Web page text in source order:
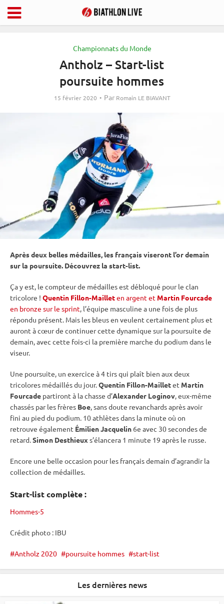
Championnats du Monde
Antholz – Start-list
poursuite hommes
15 février 2020 Par Romain LE BIAVANT
Après deux belles médailles, les français viseront l’or demain
sur la poursuite. Découvrez la start-list.
Ça y est, le compteur de médailles est débloqué pour le clan
tricolore ! Quentin Fillon-Mailleten argent et Martin Fourcade
en bronze sur le sprint, l’équipe masculine a une fois de plus
répondu présent. Mais les bleus en veulent certainement plus et
auront à cœur de continuer cette dynamique sur la poursuite de
demain, avec cette fois-ci la première marche du podium dans le
viseur.
Une poursuite, un exercice à 4 tirs qui plaît bien aux deux
tricolores médaillés du jour.Quentin Fillon-Mailletet Martin
Fourcade partiront à la chasse d’Alexander Loginov, eux-même
chassés par les frères Boe, sans doute revanchards après avoir
fini au pied du podium. 10 athlètes dans la minute où on
retrouve également Émilien Jacquelin 6e avec 30 secondes de
retard.Simon Desthieuxs’élancera 1 minute 19 après le russe.
Encore une belle occasion pour les français demain d’agrandir la
collection de médailles.
Start-list complète :
Hommes-5
Crédit photo : IBU
Antholz 2020 poursuite hommes start-list
Les dernières news